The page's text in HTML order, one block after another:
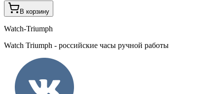
В корзину
Watch-Triumph
Watch Triumph - российские часы ручной работы